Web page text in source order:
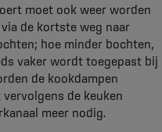
moet ook weer worden
de kortste weg naar
hoe minder bochten,
vaker wordt toegepast bij
de kookdampen
de keuken
meer nodig.